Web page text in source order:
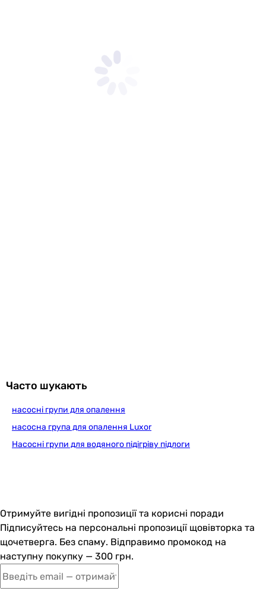
Часто шукають
насосні групи для опалення
насосна група для опалення Luxor
Насосні групи для водяного підігріву підлоги
Отримуйте вигідні пропозиції та корисні поради
Підписуйтесь на персональні пропозиції щовівторка та
щочетверга. Без спаму. Відправимо промокод на
наступну покупку — 300 грн.